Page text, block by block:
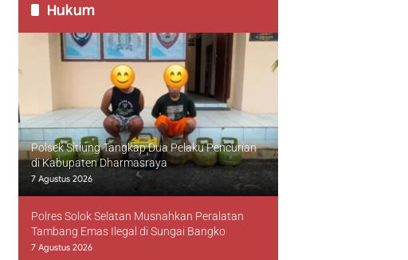
Hukum
Polsek Sitiung Tangkap Dua Pelaku Pencurian
di Kabupaten Dharmasraya
7 Agustus 2026
Polres Solok Selatan Musnahkan Peralatan
Tambang Emas Ilegal di Sungai Bangko
7 Agustus 2026